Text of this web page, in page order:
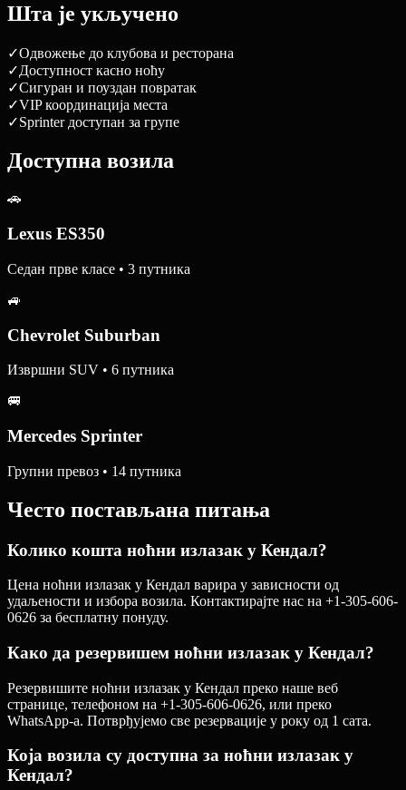
Шта је укључено
✓Одвожење до клубова и ресторана
✓Доступност касно ноћу
✓Сигуран и поуздан повратак
✓VIP координација места
✓Sprinter доступан за групе
Доступна возила
🚗
Lexus ES350
Седан прве класе • 3 путника
🚙
Chevrolet Suburban
Извршни SUV • 6 путника
🚐
Mercedes Sprinter
Групни превоз • 14 путника
Често постављана питања
Колико кошта ноћни излазак у Кендал?
Цена ноћни излазак у Кендал варира у зависности од
удаљености и избора возила. Контактирајте нас на +1-305-606-
0626 за бесплатну понуду.
Како да резервишем ноћни излазак у Кендал?
Резервишите ноћни излазак у Кендал преко наше веб
странице, телефоном на +1-305-606-0626, или преко
WhatsApp-а. Потврђујемо све резервације у року од 1 сата.
Која возила су доступна за ноћни излазак у
Кендал?